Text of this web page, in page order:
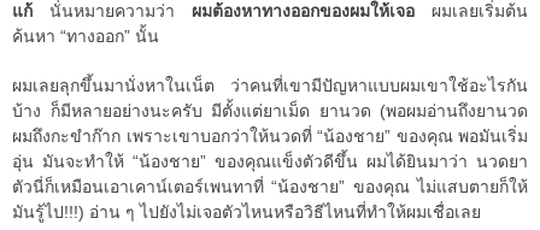
แก้ นั่นหมายความว่า ผมต้องหาทางออกของผมให้เจอ ผมเลยเริ่มต้น
ค้นหา “ทางออก” นั้น
ผมเลยลุกขึ้นมานั่งหาในเน็ต ว่าคนที่เขามีปัญหาแบบผมเขาใช้อะไรกัน
บ้าง ก็มีหลายอย่างนะครับ มีตั้งแต่ยาเม็ด ยานวด (พอผมอ่านถึงยานวด
ผมถึงกะขำก๊าก เพราะเขาบอกว่าให้นวดที่ “น้องชาย” ของคุณ พอมันเริ่ม
อุ่น มันจะทำให้ “น้องชาย” ของคุณแข็งตัวดีขึ้น ผมได้ยินมาว่า นวดยา
ตัวนี่ก็เหมือนเอาเคาน์เตอร์เพนทาที่ “น้องชาย” ของคุณ ไม่แสบตายก็ให้
มันรู้ไป!!!) อ่าน ๆ ไปยังไม่เจอตัวไหนหรือวิธีไหนที่ทำให้ผมเชื่อเลย